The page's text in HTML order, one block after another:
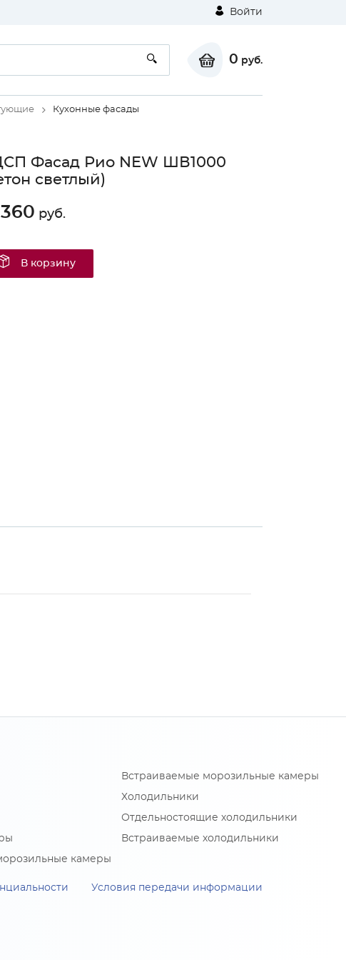
Войти
0 руб.
Кухонные фасады
Фасад Рио NEW ШВ1000
светлый)
руб.
В корзину
камеры
Встраиваемые морозильные камеры
Холодильники
Отдельностоящие холодильники
Встраиваемые холодильники
Условия передачи информации